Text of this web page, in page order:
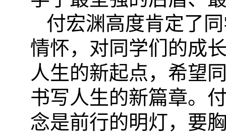
付宏渊高度肯定了
情怀，对同学们的成
人生的新起点，希望
书写人生的新篇章。
念是前行的明灯，要